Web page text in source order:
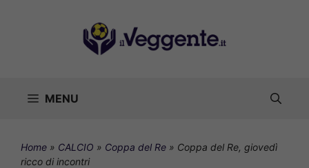
MENU
Home » CALCIO » Coppa del Re » Coppa del Re, giovedì
ricco di incontri